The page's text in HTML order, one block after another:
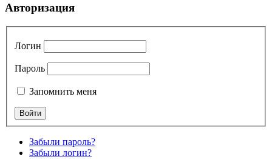
Авторизация
Логин
Пароль
Запомнить меня
Забыли пароль?
Забыли логин?